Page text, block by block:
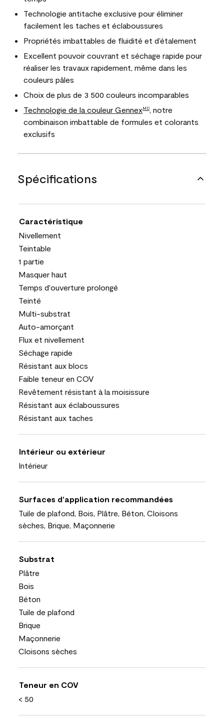
Technologie antitache exclusive pour éliminer
facilement les taches et éclaboussures
Propriétés imbattables de fluidité et d’étalement
Excellent pouvoir couvrant et séchage rapide pour
réaliser les travaux rapidement, même dans les
couleurs pâles
Choix de plus de 3 500 couleurs incomparables
Technologie de la couleur GennexMD
, notre
combinaison imbattable de formules et colorants
exclusifs
Spécifications
Caractéristique
Nivellement
Teintable
1 partie
Masquer haut
Temps d'ouverture prolongé
Teinté
Multi-substrat
Auto-amorçant
Flux et nivellement
Séchage rapide
Résistant aux blocs
Faible teneur en COV
Revêtement résistant à la moisissure
Résistant aux éclaboussures
Résistant aux taches
Intérieur ou extérieur
Intérieur
Surfaces d’application recommandées
Tuile de plafond, Bois, Plâtre, Béton, Cloisons
sèches, Brique, Maçonnerie
Substrat
Plâtre
Bois
Béton
Tuile de plafond
Brique
Maçonnerie
Cloisons sèches
Teneur en COV
< 50